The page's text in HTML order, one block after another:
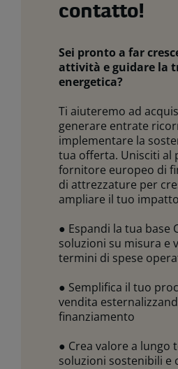
contatto!
Sei pronto a far
attività e guidare la
energetica?
Ti aiuteremo ad
generare entrate
implementare la
tua offerta. Unisciti al
fornitore europeo di
di attrezzature per
ampliare il tuo
● Espandi la tua base
soluzioni su misura e
termini di spese
● Semplifica il tuo
vendita
finanziamento
● Crea valore a lungo
soluzioni sostenibili e